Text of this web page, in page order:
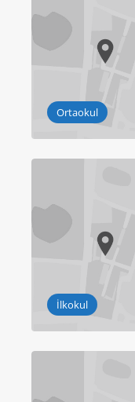
Ortaokul
İlkokul